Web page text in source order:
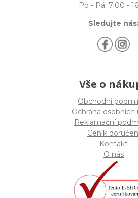
Po - Pá: 7:00 -
Sledujte
Vše o
Obchodní
Ochrana osobních
Reklamační
Ceník
Kontakt
O nás